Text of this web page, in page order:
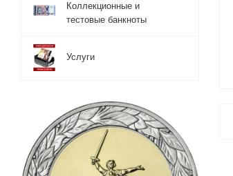
Коллекционные и
тестовые банкноты
Услуги